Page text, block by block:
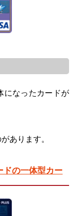
になったカードが
あります。
ドの一体型カー